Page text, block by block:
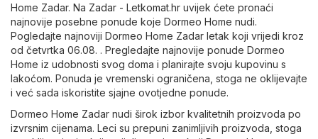
Home Zadar. Na Zadar - Letkomat.hr uvijek ćete pronaći
najnovije posebne ponude koje Dormeo Home nudi.
Pogledajte najnoviji Dormeo Home Zadar letak koji vrijedi kroz
od četvrtka 06.08. . Pregledajte najnovije ponude Dormeo
Home iz udobnosti svog doma i planirajte svoju kupovinu s
lakoćom. Ponuda je vremenski ograničena, stoga ne oklijevajte
i već sada iskoristite sjajne ovotjedne ponude.
Dormeo Home Zadar nudi širok izbor kvalitetnih proizvoda po
izvrsnim cijenama. Leci su prepuni zanimljivih proizvoda, stoga